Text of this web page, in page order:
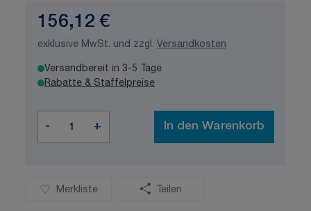
156,12 €
exklusive MwSt. und zzgl. Versandkosten
Versandbereit in 3-5 Tage
Rabatte & Staffelpreise
- + In den Warenkorb
Merkliste Teilen